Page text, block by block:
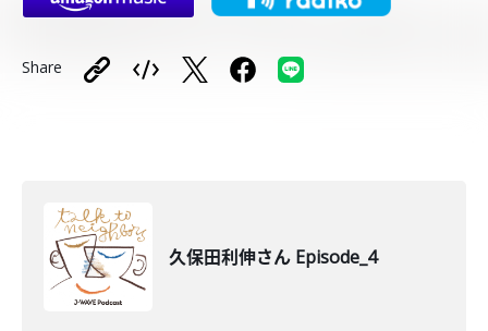
Share
久保田利伸さん Episode_4